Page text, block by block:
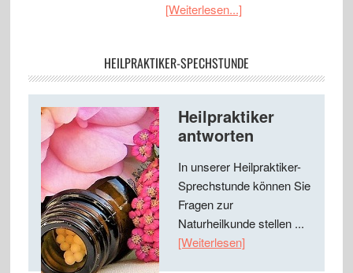
[Weiterlesen...]
HEILPRAKTIKER-SPECHSTUNDE
Heilpraktiker
antworten
In unserer Heilpraktiker-
Sprechstunde können Sie
Fragen zur
Naturheilkunde stellen ...
[Weiterlesen]